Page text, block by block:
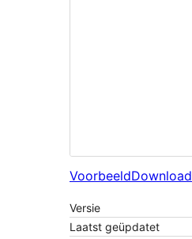
VoorbeeldDownload
Versie
Laatst geüpdatet